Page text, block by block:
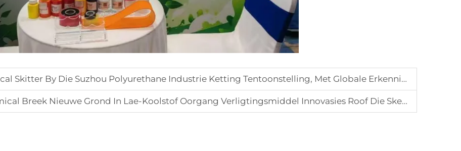
Die Suzhou Polyurethane Industrie Ketting Tentoonstelling, Met Globale Erkenning Verwinnend Deur Tiendelige Ekspertise
Nieuwe Grond In Lae-Koolstof Oorgang Verligtingsmiddel Innovasies Roof Die Skemer By Die 12de China PU-Vertoning